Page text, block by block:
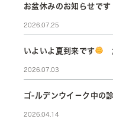
お盆休みのお知らせです
2026.07.25
いよいよ夏到来です
2026.07.03
ゴ-ルデンウイ－ク中の
2026.04.14